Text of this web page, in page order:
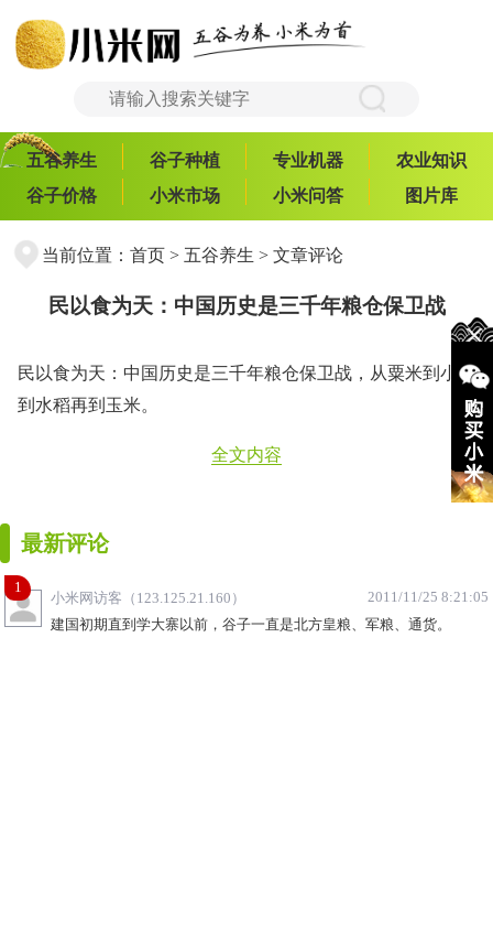
五谷养生 谷子种植 专业机器
农业知识
谷子价格
小米市场 小米问答 图片库
当前位置： 首页> 五谷养生 > 文章评论
民以食为天：中国历史是三千年粮仓保卫战
民以食为天：中国历史是三千年粮仓保卫战，从粟米到小麦
到水稻再到玉米。
全文内容
最新评论
2011/11/25 8:21:05
小米网访客（123.125.21.160）
建国初期直到学大寨以前，谷子一直是北方皇粮、军粮、通货。
1